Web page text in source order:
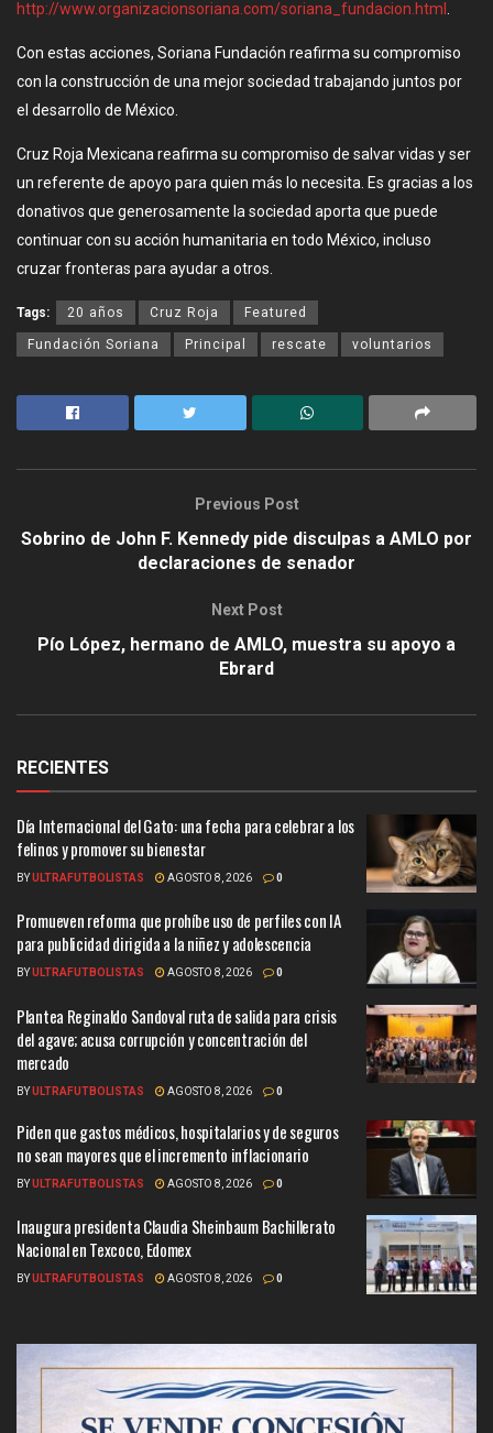
http://www.organizacionsoriana.com/soriana_fundacion.html
Con estas acciones, Soriana Fundación reafirma su compromiso
con la construcción de una mejor sociedad trabajando juntos por
el desarrollo de México.
Cruz Roja Mexicana reafirma su compromiso de salvar vidas y ser
un referente de apoyo para quien más lo necesita. Es gracias a los
donativos que generosamente la sociedad aporta que puede
continuar con su acción humanitaria en todo México, incluso
cruzar fronteras para ayudar a otros.
Tags: 20 años Cruz Roja Featured
Fundación Soriana Principal rescate voluntarios
Previous Post
Sobrino de John F. Kennedy pide disculpas a AMLO por
declaraciones de senador
Next Post
Pío López, hermano de AMLO, muestra su apoyo a
Ebrard
RECIENTES
Día Internacional del Gato: una fecha para celebrar a los
felinos y promover su bienestar
BYULTRAFUTBOLISTAS AGOSTO 8, 2026 0
Promueven reforma que prohíbe uso de perfiles con IA
para publicidad dirigida a la niñez y adolescencia
BYULTRAFUTBOLISTAS AGOSTO 8, 2026 0
Plantea Reginaldo Sandoval ruta de salida para crisis
del agave; acusa corrupción y concentración del
mercado
BYULTRAFUTBOLISTAS AGOSTO 8, 2026 0
Piden que gastos médicos, hospitalarios y de seguros
no sean mayores que el incremento inflacionario
BYULTRAFUTBOLISTAS AGOSTO 8, 2026 0
Inaugura presidenta Claudia Sheinbaum Bachillerato
Nacional en Texcoco, Edomex
BYULTRAFUTBOLISTAS AGOSTO 8, 2026 0